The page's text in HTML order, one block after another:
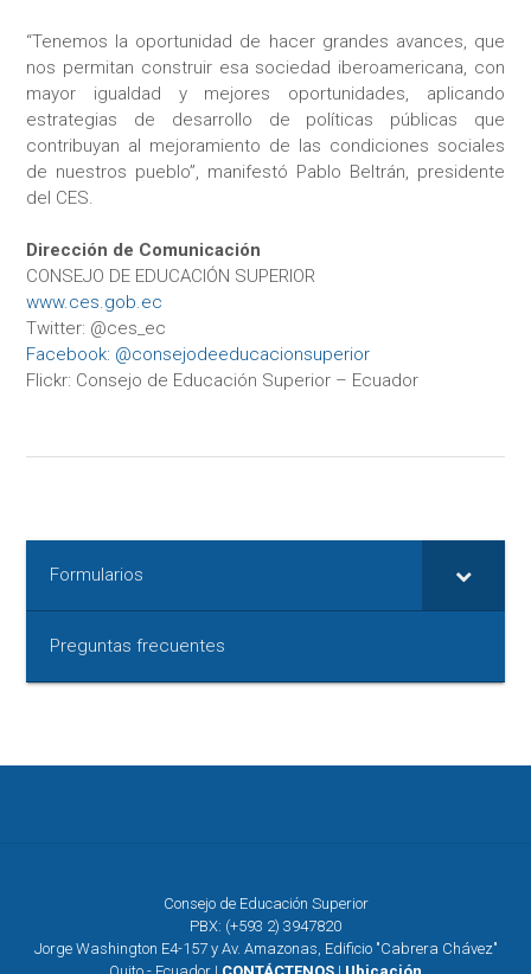
“Tenemos la oportunidad de hacer grandes avances, que
nos permitan construir esa sociedad iberoamericana, con
mayor igualdad y mejores oportunidades, aplicando
estrategias de desarrollo de políticas públicas que
contribuyan al mejoramiento de las condiciones sociales
de nuestros pueblo”, manifestó Pablo Beltrán, presidente
del CES.
Dirección de Comunicación
CONSEJO DE EDUCACIÓN SUPERIOR
www.ces.gob.ec
Twitter: @ces_ec
Facebook: @consejodeeducacionsuperior
Flickr: Consejo de Educación Superior – Ecuador
Formularios
Preguntas frecuentes
Consejo de Educación Superior
PBX: (+593 2) 3947820
Jorge Washington E4-157 y Av. Amazonas, Edificio "Cabrera Chávez"
Quito - Ecuador | CONTÁCTENOS | Ubicación